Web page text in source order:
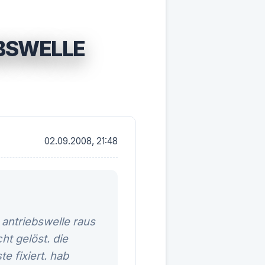
02.09.2008, 21:48
raus
gelöst. die
fixiert. hab